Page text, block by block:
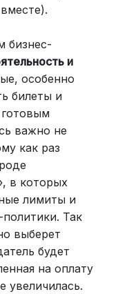
бизнес-
и
особенно
билеты и
готовым
важно не
как раз
в которых
лимиты и
Так
выберет
будет
на оплату
увеличилась.